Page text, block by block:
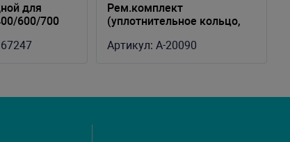
для
600/700
Рем.комплект
(уплотнительное кольцо,
фильтра Fluval 106
Артикул: A-20090